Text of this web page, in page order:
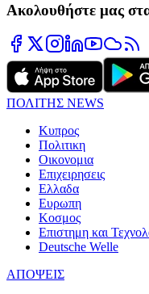
Ακολουθήστε μας
ΠΟΛΙΤΗΣ NEWS
Κυπρος
Πολιτικη
Οικονομια
Επιχειρησεις
Ελλαδα
Ευρωπη
Κοσμος
Επιστημη και
Deutsche Welle
ΑΠΟΨΕΙΣ